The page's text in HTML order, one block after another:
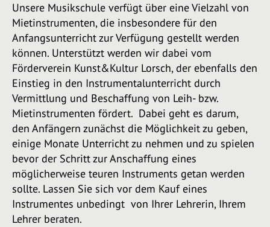
Unsere Musikschule verfügt über eine Vielzahl von
Mietinstrumenten, die insbesondere für den
Anfangsunterricht zur Verfügung gestellt werden
können. Unterstützt werden wir dabei vom
Förderverein Kunst&Kultur Lorsch, der ebenfalls den
Einstieg in den Instrumentalunterricht durch
Vermittlung und Beschaffung von Leih- bzw.
Mietinstrumenten fördert. Dabei geht es darum,
den Anfängern zunächst die Möglichkeit zu geben,
einige Monate Unterricht zu nehmen und zu spielen
bevor der Schritt zur Anschaffung eines
möglicherweise teuren Instruments getan werden
sollte. Lassen Sie sich vor dem Kauf eines
Instrumentes unbedingt von Ihrer Lehrerin, Ihrem
Lehrer beraten.